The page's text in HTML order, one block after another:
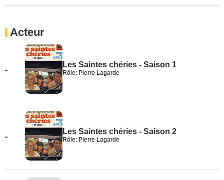
Acteur
-
Les Saintes chéries - Saison 1
Rôle: Pierre Lagarde
-
Les Saintes chéries - Saison 2
Rôle: Pierre Lagarde